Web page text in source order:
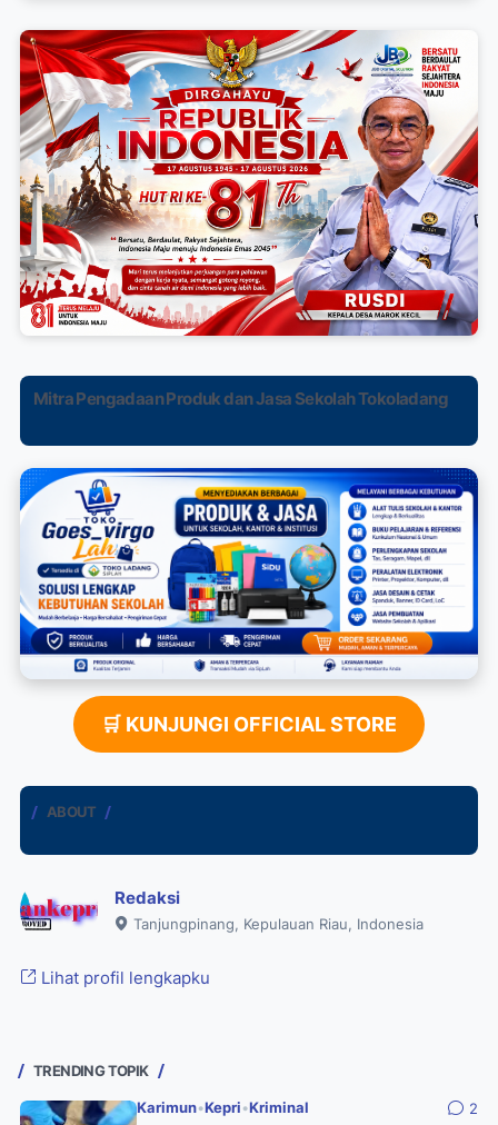
Mitra Pengadaan Produk dan Jasa Sekolah Tokoladang
🛒 KUNJUNGI OFFICIAL STORE
ABOUT
Redaksi
Tanjungpinang, Kepulauan Riau, Indonesia
Lihat profil lengkapku
TRENDING TOPIK
Karimun•Kepri •Kriminal 2